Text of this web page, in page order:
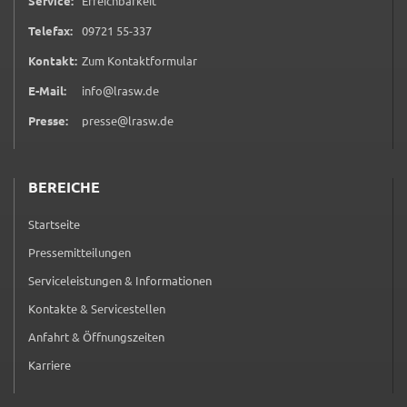
Telefax: 09721 55-3370 9 7 2 1 5 5 3 3 7
Kontakt: Zum Kontaktformular(öffnet in neuem Tab)
E-Mail:
info@lrasw.de
Presse:
presse@lrasw.de
BEREICHE
Startseite
Pressemitteilungen
Serviceleistungen & Informationen
Kontakte & Servicestellen
Anfahrt & Öffnungszeiten
Karriere
Zweck:
Anzeige Google Kartendienst
Landesamt für Digitalisierung, Breitband und
Zweck:
Anzeige Online Kartendienst
WEBANALYSE